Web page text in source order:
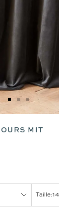
Zur
Slide
gehen
Zur
Slide
gehen
Zur
Slide
gehen
MIT
Taille: